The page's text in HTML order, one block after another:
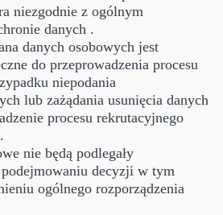
niezgodnie z ogólnym
danych .
danych osobowych jest
do przeprowadzenia procesu
niepodania
lub zażądania usunięcia danych
procesu rekrutacyjnego
nie będą podlegały
decyzji w tym
ogólnego rozporządzenia